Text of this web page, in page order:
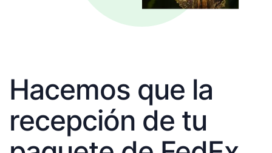
Hacemos que la
recepción de tu